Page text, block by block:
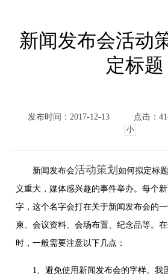
新闻发布会活动
定标题
发布时间：2017-12-13 点击：
小
新闻发布会活动策划如何拟定标
义重大，媒体感兴趣的事件举办。每个
字，这个名字会打在关于新闻发布会的
柬、会议资料、会场布置、纪念品等。
时，一般需要注意以下几点：
1、避免使用新闻发布会的字样。我